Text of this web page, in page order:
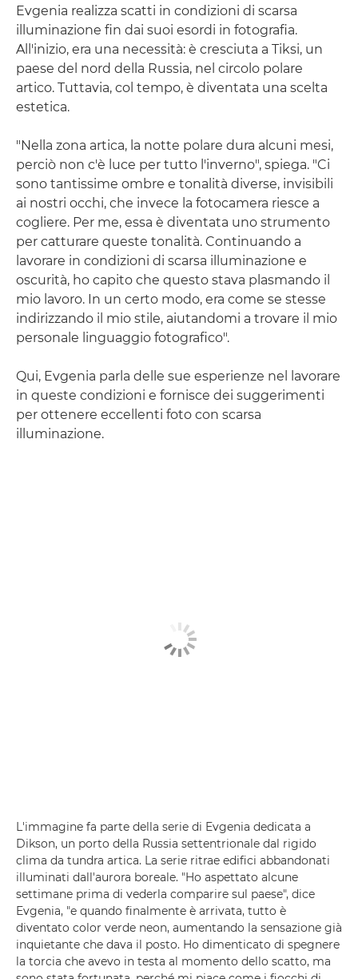
Evgenia realizza scatti in condizioni di scarsa
illuminazione fin dai suoi esordi in fotografia.
All'inizio, era una necessità: è cresciuta a Tiksi, un
paese del nord della Russia, nel circolo polare
artico. Tuttavia, col tempo, è diventata una scelta
estetica.
"Nella zona artica, la notte polare dura alcuni mesi,
perciò non c'è luce per tutto l'inverno", spiega. "Ci
sono tantissime ombre e tonalità diverse, invisibili
ai nostri occhi, che invece la fotocamera riesce a
cogliere. Per me, essa è diventata uno strumento
per catturare queste tonalità. Continuando a
lavorare in condizioni di scarsa illuminazione e
oscurità, ho capito che questo stava plasmando il
mio lavoro. In un certo modo, era come se stesse
indirizzando il mio stile, aiutandomi a trovare il mio
personale linguaggio fotografico".
Qui, Evgenia parla delle sue esperienze nel lavorare
in queste condizioni e fornisce dei suggerimenti
per ottenere eccellenti foto con scarsa
illuminazione.
L'immagine fa parte della serie di Evgenia dedicata a
Dikson, un porto della Russia settentrionale dal rigido
clima da tundra artica. La serie ritrae edifici abbandonati
illuminati dall'aurora boreale. "Ho aspettato alcune
settimane prima di vederla comparire sul paese", dice
Evgenia, "e quando finalmente è arrivata, tutto è
diventato color verde neon, aumentando la sensazione già
inquietante che dava il posto. Ho dimenticato di spegnere
la torcia che avevo in testa al momento dello scatto, ma